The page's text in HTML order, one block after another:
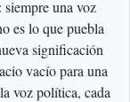
una voz
es lo que puebla
significación
vacío para una
voz política, cada